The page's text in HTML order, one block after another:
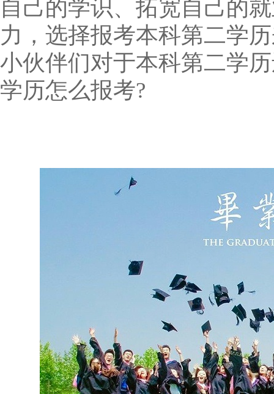
自己的学识、拓宽自己的
力，选择报考本科第二学
小伙伴们对于本科第二学
学历怎么报考?